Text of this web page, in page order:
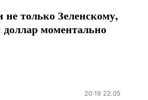
не только Зеленскому,
моментально
20:19 22.05